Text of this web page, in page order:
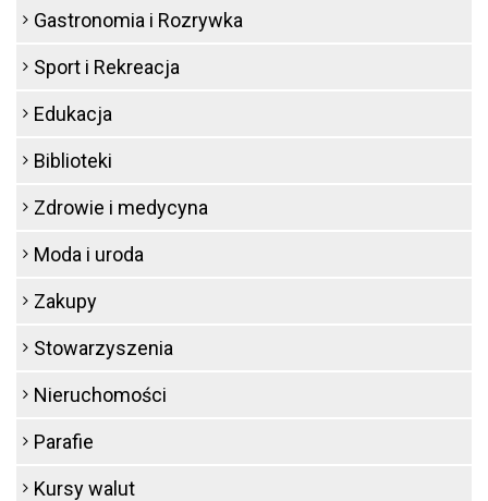
Gastronomia i Rozrywka
Sport i Rekreacja
Edukacja
Biblioteki
Zdrowie i medycyna
Moda i uroda
Zakupy
Stowarzyszenia
Nieruchomości
Parafie
Kursy walut